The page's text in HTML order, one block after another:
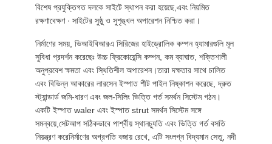
বিশেষ প্রযুক্তিগত দলকে সাইটে স্থাপন করা হয়েছে,এবং নিয়মিত
রক্ষণাবেক্ষণ ∙ সাইটের সুষ্ঠু ও সুশৃঙ্খল অপারেশন নিশ্চিত করা।
নির্মাণের সময়, ভিআইবিআরএ সিরিজের হাইড্রোলিক কম্পন হ্যামারগুলি মূল
সুবিধা প্রদর্শন করেছেঃ উচ্চ ফ্রিকোয়েন্সি কম্পন, কম ব্যাঘাত, শক্তিশালী
অনুপ্রবেশ ক্ষমতা এবং স্থিতিশীল অপারেশন।তারা দক্ষতার সাথে চালিত
এবং বিভিন্ন আকারের লারসেন ইস্পাত শীট পাইল নিষ্কাশন করেছে, দ্রুত
স্ট্যান্ডার্ড জমি-ধারণ এবং জল-সিলিং ভিত্তি গর্ত সমর্থন সিস্টেম গঠন।
একটি ইস্পাত waler এবং ইস্পাত strut সমর্থন সিস্টেম সঙ্গে
সমন্বয়ে,সেটআপ সঠিকভাবে পার্শ্বীয় স্থানচ্যুতি এবং ভিত্তি গর্ত বসতি
নিয়ন্ত্রণ করেনির্মাণের অগ্রগতি বজায় রেখে, এটি সংলগ্ন বিদ্যমান সেতু, নদী